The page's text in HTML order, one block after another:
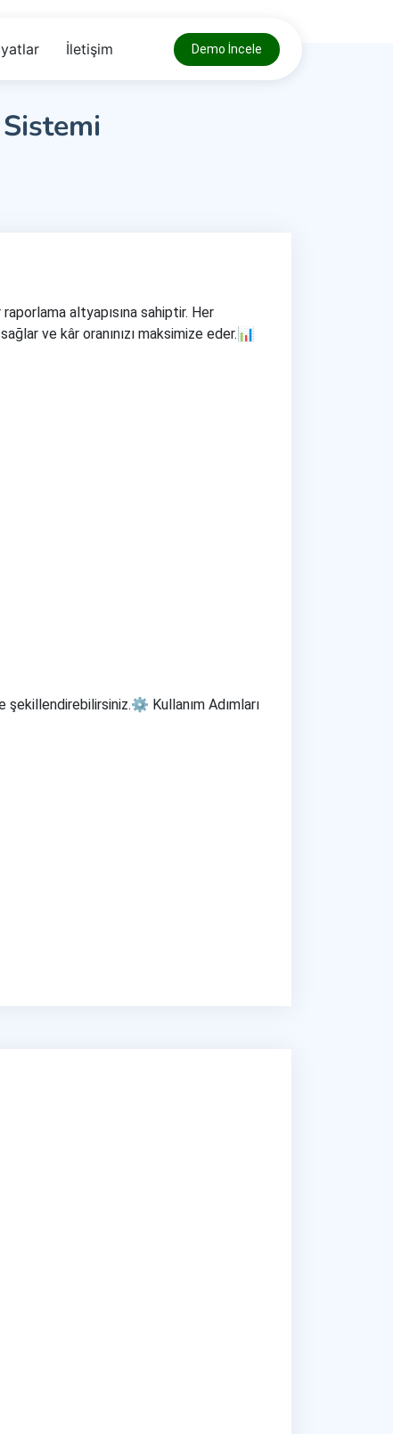
İletişim Demo İncele
altyapısına sahiptir. Her
ve kâr oranınızı maksimize eder.📊
şekillendirebilirsiniz.⚙️ Kullanım Adımları